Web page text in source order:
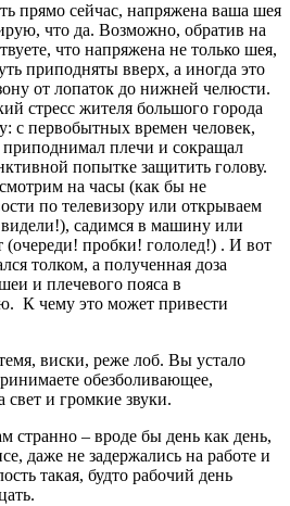
прямо сейчас, напряжена ваша шея
что да. Возможно, обратив на
что напряжена не только шея,
приподняты вверх, а иногда это
от лопаток до нижней челюсти.
стресс жителя большого города
с первобытных времен человек,
приподнимал плечи и сокращал
попытке защитить голову.
на часы (как бы не
по телевизору или открываем
садимся в машину или
(очереди! пробки! гололед!) . И вот
толком, а полученная доза
и плечевого пояса в
К чему это может привести
виски, реже лоб. Вы устало
обезболивающее,
свет и громкие звуки.
странно – вроде бы день как день,
даже не задержались на работе и
такая, будто рабочий день